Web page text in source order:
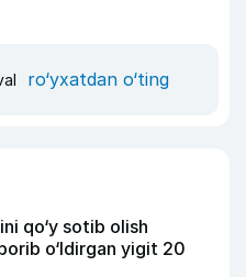
ro‘yxatdan o‘ting
qo‘y sotib olish
o‘ldirgan yigit 20